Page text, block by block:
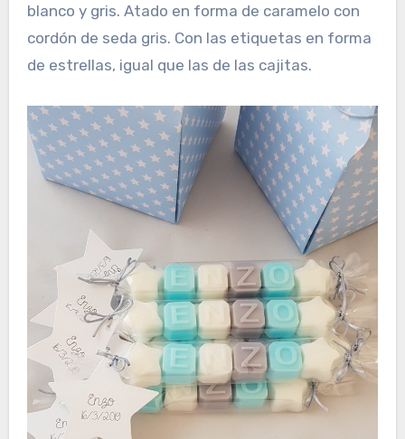
blanco y gris. Atado en forma de caramelo con
cordón de seda gris. Con las etiquetas en forma
de estrellas, igual que las de las cajitas.